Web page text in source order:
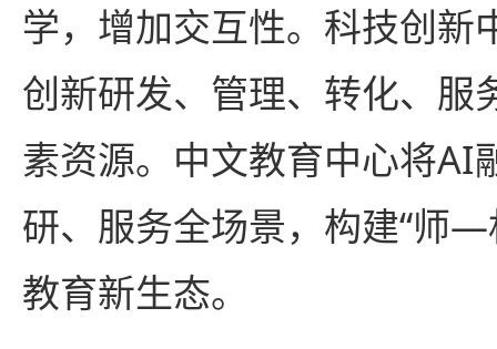
学，增加交互性。科技创新
创新研发、管理、转化、服
素资源。中文教育中心将AI
研、服务全场景，构建“师
教育新生态。